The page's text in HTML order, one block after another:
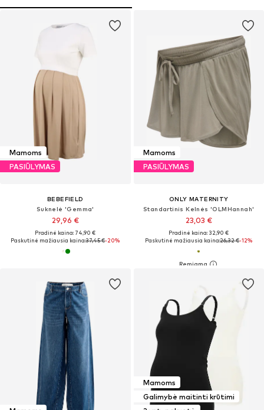
Mamoms
PASIŪLYMAS
BEBEFIELD
Suknelė 'Gemma'
29,96 €
Pradinė kaina: 74,90 €
Paskutinė mažiausia kaina:37,45 €-20%
Mamoms
PASIŪLYMAS
ONLY MATERNITY
Standartinis Kelnės 'OLMHannah'
23,03 €
Pradinė kaina: 32,90 €
Paskutinė mažiausia kaina:26,32 €-12%
Mamoms
Galimybė maitinti krūtimi